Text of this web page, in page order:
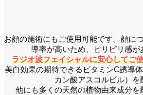
お顔の施術にもご使用可能です。顔に
導率が高いため、ピリピリ感が
ラジオ波フェイシャルに安心してご
美白効果の期待できるビタミンC誘導
カン酸アスコルビル）を
他にも多くの天然の植物由来成分を